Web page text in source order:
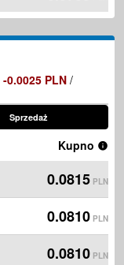
-0.0025 PLN /
Sprzedaż
Kupno
0.0815 PLN
0.0810 PLN
0.0810 PLN